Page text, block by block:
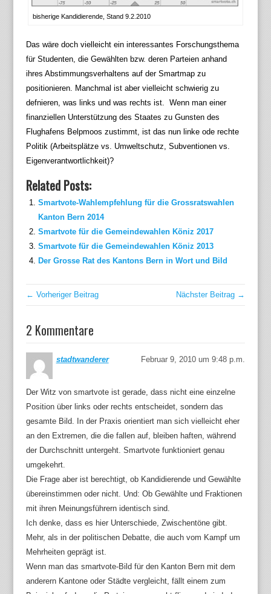
bisherige Kandidierende, Stand 9.2.2010
Das wäre doch vielleicht ein interessantes Forschungsthema
für Studenten, die Gewählten bzw. deren Parteien anhand
ihres Abstimmungsverhaltens auf der Smartmap zu
positionieren. Manchmal ist aber vielleicht schwierig zu
defnieren, was links und was rechts ist. Wenn man einer
finanziellen Unterstützung des Staates zu Gunsten des
Flughafens Belpmoos zustimmt, ist das nun linke ode rechte
Politik (Arbeitsplätze vs. Umweltschutz, Subventionen vs.
Eigenverantwortlichkeit)?
Related Posts:
Smartvote-Wahlempfehlung für die Grossratswahlen
Kanton Bern 2014
Smartvote für die Gemeindewahlen Köniz 2017
Smartvote für die Gemeindewahlen Köniz 2013
Der Grosse Rat des Kantons Bern in Wort und Bild
← Vorheriger Beitrag Nächster Beitrag →
2 Kommentare
stadtwanderer Februar 9, 2010 um 9:48 p.m.
Der Witz von smartvote ist gerade, dass nicht eine einzelne
Position über links oder rechts entscheidet, sondern das
gesamte Bild. In der Praxis orientiert man sich vielleicht eher
an den Extremen, die die fallen auf, bleiben haften, während
der Durchschnitt untergeht. Smartvote funktioniert genau
umgekehrt.
Die Frage aber ist berechtigt, ob Kandidierende und Gewählte
übereinstimmen oder nicht. Und: Ob Gewählte und Fraktionen
mit ihren Meinungsführern identisch sind.
Ich denke, dass es hier Unterschiede, Zwischentöne gibt.
Mehr, als in der politischen Debatte, die auch vom Kampf um
Mehrheiten geprägt ist.
Wenn man das smartvote-Bild für den Kanton Bern mit dem
anderern Kantone oder Städte vergleicht, fällt einem zum